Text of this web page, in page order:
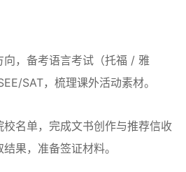
向，备考语言考试（托福 / 雅
SAT，梳理课外活动素材。
校名单，完成文书创作与推荐信收
果，准备签证材料。